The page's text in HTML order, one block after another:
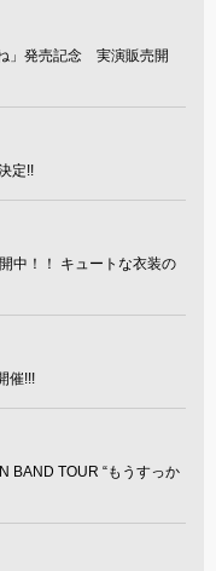
」発売記念 実演販売開
定!!
中！！ キュートな衣装の
催!!!
BAND TOUR “もうすっか